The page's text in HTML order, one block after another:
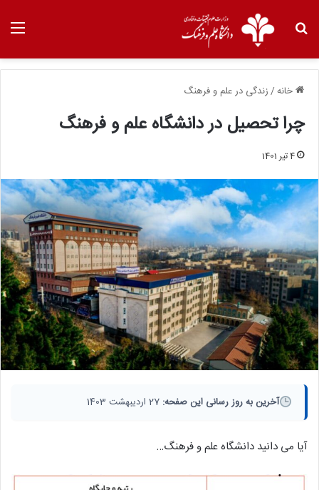
خانه/زندگی در علم و فرهنگ
چرا تحصیل در دانشگاه علم و فرهنگ
4 تیر 1401
آخرین به روز رسانی این صفحه: 27 اردیبهشت 1403
آیا می دانید دانشگاه علم و فرهنگ…